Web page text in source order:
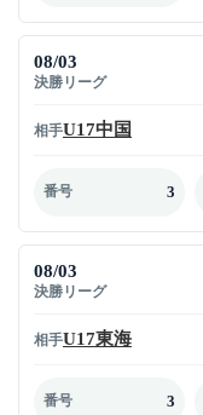
08/03
決勝リーグ
相手U17中国
番号 3
08/03
決勝リーグ
相手U17東海
番号 3